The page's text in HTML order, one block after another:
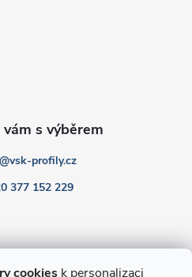
cookies k personalizaci
vsk-profily.cz
377 152 229